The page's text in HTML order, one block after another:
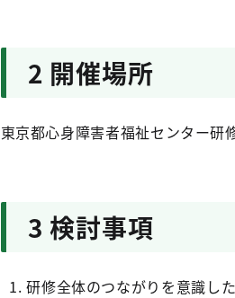
2 開催場所
東京都心身障害者福祉センター研
3 検討事項
研修全体のつながりを意識し